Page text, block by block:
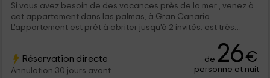
Si vous avez besoin de des vacances près de la mer , venez à
cet appartement dans las palmas, à Gran Canaria.
L'appartement est prêt à abriter jusqu'à 2 invités. est très
près de la plage, un marché de produits frais et un beau
château.
Réservation directe
Annulation 30 jours avant
de 26€
personne et nuit